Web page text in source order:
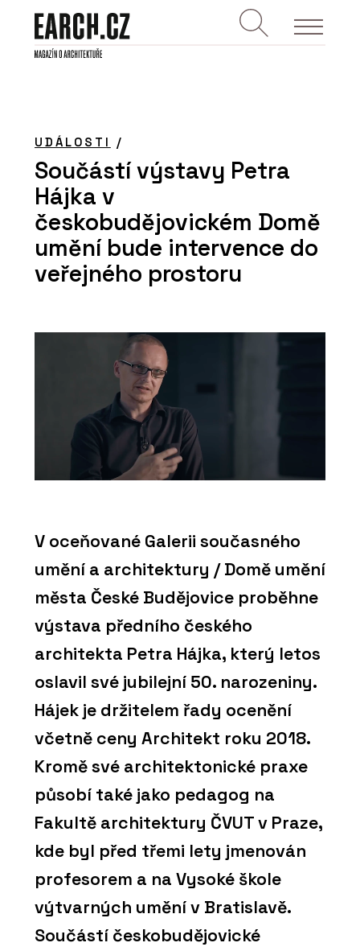
UDÁLOSTI /
Součástí výstavy Petra
Hájka v
českobudějovickém Domě
umění bude intervence do
veřejného prostoru
V oceňované Galerii současného
umění a architektury / Domě umění
města České Budějovice proběhne
výstava předního českého
architekta Petra Hájka, který letos
oslavil své jubilejní 50. narozeniny.
Hájek je držitelem řady ocenění
včetně ceny Architekt roku 2018.
Kromě své architektonické praxe
působí také jako pedagog na
Fakultě architektury ČVUT v Praze,
kde byl před třemi lety jmenován
profesorem a na Vysoké škole
výtvarných umění v Bratislavě.
Součástí českobudějovické